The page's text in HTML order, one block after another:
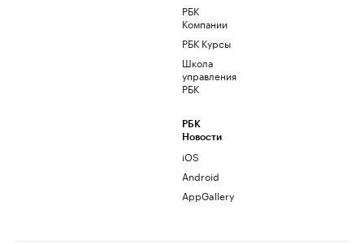
РБК
Компании
РБК Курсы
Школа
управления
РБК
РБК
Новости
iOS
Android
AppGallery